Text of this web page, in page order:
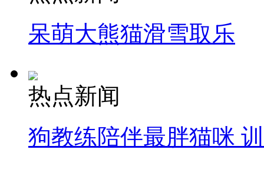
呆萌大熊猫滑雪取乐
热点新闻
狗教练陪伴最胖猫咪